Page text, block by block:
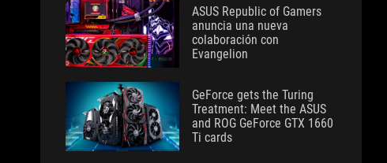
ASUS Republic of Gamers
anuncia una nueva
colaboración con
Evangelion
GeForce gets the Turing
Treatment: Meet the ASUS
and ROG GeForce GTX 1660
Ti cards